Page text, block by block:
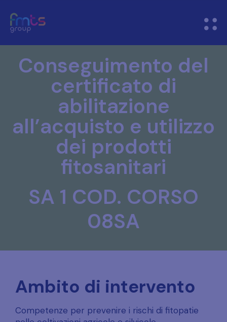
Conseguimento del
certificato di
abilitazione
all’acquisto e utilizzo
dei prodotti
fitosanitari
SA 1 COD. CORSO
08SA
Ambito di intervento
Competenze per prevenire i rischi di fitopatie